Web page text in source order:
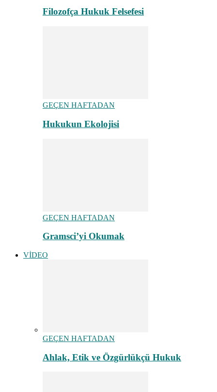
Filozofça Hukuk Felsefesi
GEÇEN HAFTADAN
Hukukun Ekolojisi
GEÇEN HAFTADAN
Gramsci’yi Okumak
VİDEO
GEÇEN HAFTADAN
Ahlak, Etik ve Özgürlükçü Hukuk